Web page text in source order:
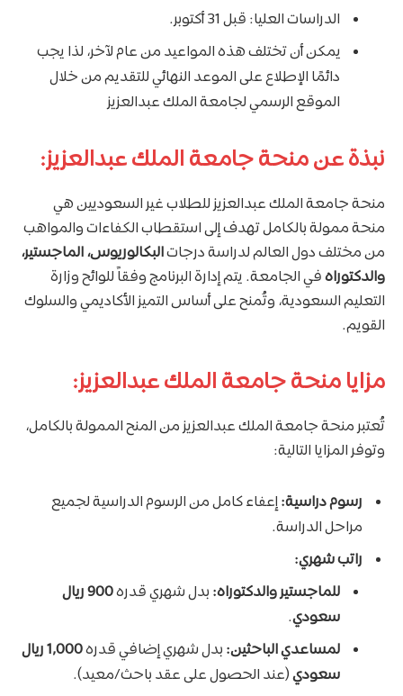
الدراسات العليا: قبل 31 أكتوبر.
يمكن أن تختلف هذه المواعيد من عام لآخر، لذا يجب
دائمًا الإطلاع على الموعد النهائي للتقديم من خلال
الموقع الرسمي لجامعة الملك عبدالعزيز
نبذة عن منحة جامعة الملك عبدالعزيز:
منحة جامعة الملك عبدالعزيز للطلاب غير السعوديين هي
منحة ممولة بالكامل تهدف إلى استقطاب الكفاءات والمواهب
من مختلف دول العالم لدراسة درجاتالبكالوريوس، الماجستير،
والدكتوراهفي الجامعة. يتم إدارة البرنامج وفقاً للوائح وزارة
التعليم السعودية، وتُمنح على أساس التميز الأكاديمي والسلوك
القويم.
مزايا منحة جامعة الملك عبدالعزيز:
تُعتبر منحة جامعة الملك عبدالعزيز من المنح الممولة بالكامل،
وتوفر المزايا التالية:
رسوم دراسية:إعفاء كامل من الرسوم الدراسية لجميع
مراحل الدراسة.
راتب شهري:
للماجستير والدكتوراه: بدل شهري قدره
900 ريال
سعودي.
لمساعدي الباحثين: بدل شهري إضافي قدره
1,000 ريال
سعودي(عند الحصول على عقد باحث/معيد).